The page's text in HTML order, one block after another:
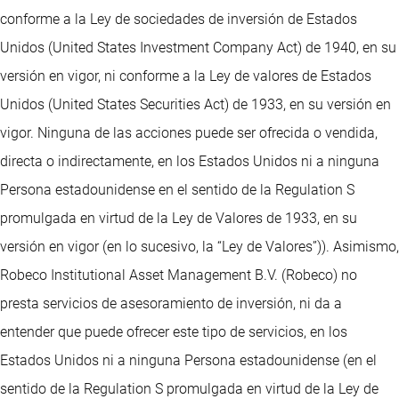
conforme a la Ley de sociedades de inversión de Estados
Unidos (United States Investment Company Act) de 1940, en su
versión en vigor, ni conforme a la Ley de valores de Estados
Unidos (United States Securities Act) de 1933, en su versión en
vigor. Ninguna de las acciones puede ser ofrecida o vendida,
directa o indirectamente, en los Estados Unidos ni a ninguna
Persona estadounidense en el sentido de la Regulation S
promulgada en virtud de la Ley de Valores de 1933, en su
versión en vigor (en lo sucesivo, la “Ley de Valores”)). Asimismo,
Robeco Institutional Asset Management B.V. (Robeco) no
presta servicios de asesoramiento de inversión, ni da a
entender que puede ofrecer este tipo de servicios, en los
Estados Unidos ni a ninguna Persona estadounidense (en el
sentido de la Regulation S promulgada en virtud de la Ley de